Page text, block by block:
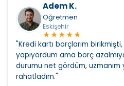
Adem K.
Öğretmen
Eskişehir
★★★★★
"Kredi kartı borçlarım
yapıyordum ama borç
durumu net gördüm, uzmanım
rahatladım."